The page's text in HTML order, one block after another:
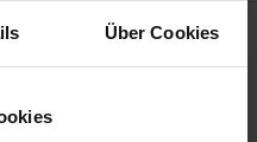
Über Cookies
in den